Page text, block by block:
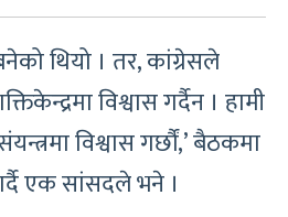
थियो । तर, कांग्रेसले
विश्वास गर्दैन । हामी
विश्वास गर्छौं,’ बैठकमा
एक सांसदले भने ।